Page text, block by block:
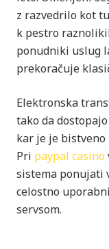
z razvedrilo kot
k pestro
ponudniki uslug
prekoračuje
Elektronska
tako da
kar je je
Pri paypal casino
sistema ponujati
celostno
servsom.